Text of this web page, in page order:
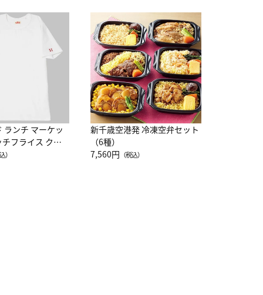
ランチ マーケッ
フライス クル
半袖Ｔシャツ
）
新千歳空港発 冷凍空弁セット
（6種）
7,560円 （税込）